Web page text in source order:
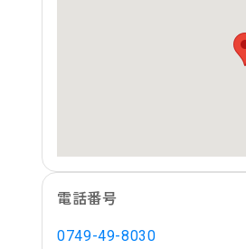
電話番号
0749-49-8030